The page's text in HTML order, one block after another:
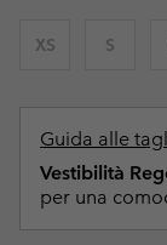
XS S
Guida alle
Vestibilità
per una